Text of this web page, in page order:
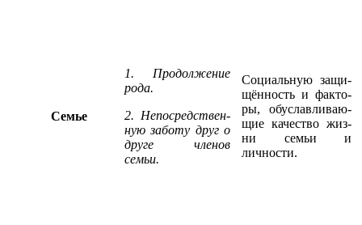
Семье
1. Продолже­ние
рода.
2. Непосредствен­
ную за­боту друг о
друге членов
семьи.
Социальную защи­
щён­ность и фа­к­то­
ры, обусла­влива­ю­
щие качество жиз­
ни семьи и
личности.